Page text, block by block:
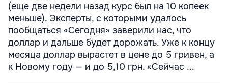
(еще две недели назад курс был на 10 копеек
меньше). Эксперты, с которыми удалось
пообщаться «Сегодня» заверили нас, что
доллар и дальше будет дорожать. Уже к концу
месяца доллар вырастет в цене до 5 гривен, а
к Новому году — и до 5,10 грн. «Сейчас ...